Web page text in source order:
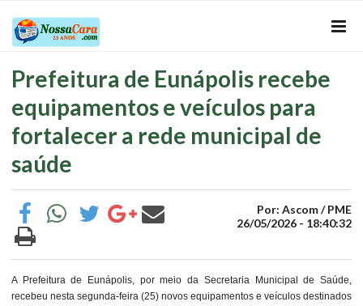
Prefeitura de Eunápolis recebe
equipamentos e veículos para
fortalecer a rede municipal de
saúde
Por: Ascom / PME
26/05/2026 - 18:40:32
A Prefeitura de Eunápolis, por meio da Secretaria Municipal de Saúde,
recebeu nesta segunda-feira (25) novos equipamentos e veículos destinados